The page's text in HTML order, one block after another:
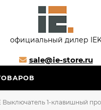
официальный дилер
sale@ie-store.ru
Выключатель 1-клавишный